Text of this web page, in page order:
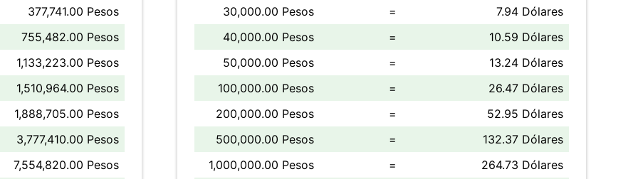
377,741.00 Pesos
755,482.00 Pesos
1,133,223.00 Pesos
1,510,964.00 Pesos
1,888,705.00 Pesos
3,777,410.00 Pesos
7,554,820.00 Pesos
30,000.00 Pesos
=
7.94 Dólares
40,000.00 Pesos
=
10.59 Dólares
50,000.00 Pesos
=
13.24 Dólares
100,000.00 Pesos
=
26.47 Dólares
200,000.00 Pesos
=
52.95 Dólares
500,000.00 Pesos
=
132.37 Dólares
1,000,000.00 Pesos
= 264.73 Dólares